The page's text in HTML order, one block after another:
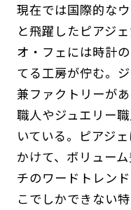
現在では国際的な
と飛躍したピアジ
オ・フェには時計
てる工房が佇む。
兼ファクトリーが
職人やジュエリー
いている。ピアジ
かけて、ボリュー
チのワードトレン
こでしかできない